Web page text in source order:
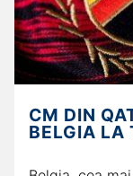
CM DIN
BELGIA LA